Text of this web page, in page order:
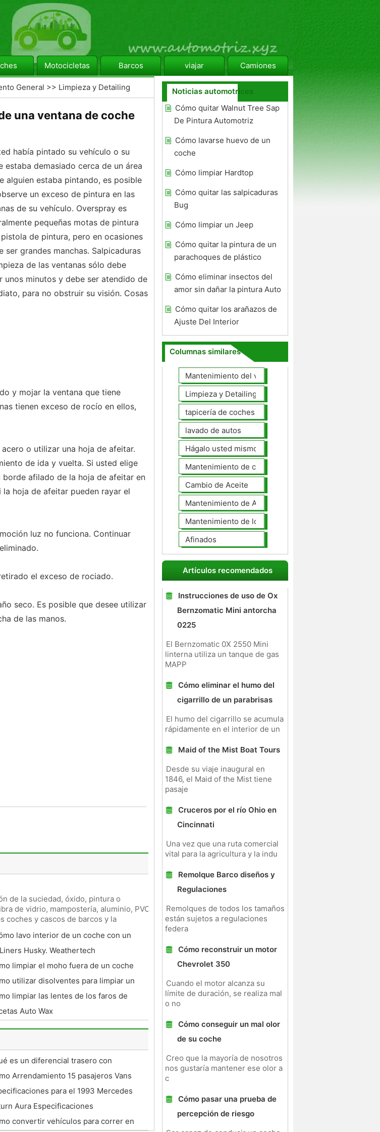
Motocicletas Barcos viajar Camiones
General >> Limpieza y Detailing
una ventana de coche
había pintado su vehículo o su
estaba demasiado cerca de un área
alguien estaba pintando, es posible
un exceso de pintura en las
de su vehículo. Overspray es
pequeñas motas de pintura
de pintura, pero en ocasiones
ser grandes manchas. Salpicaduras
de las ventanas sólo debe
unos minutos y debe ser atendido de
para no obstruir su visión. Cosas
y mojar la ventana que tiene
tienen exceso de rocío en ellos,
o utilizar una hoja de afeitar.
de ida y vuelta. Si usted elige
afilado de la hoja de afeitar en
hoja de afeitar pueden rayar el
luz no funciona. Continuar
el exceso de rociado.
seco. Es posible que desee utilizar
de las manos.
de la suciedad, óxido, pintura o
de vidrio, mampostería, aluminio, PVC y
coches y cascos de barcos y la
lavo interior de un coche con un
Husky. Weathertech
limpiar el moho fuera de un coche
utilizar disolventes para limpiar un
antes de pintar
limpiar las lentes de los faros de
Auto Wax
es un diferencial trasero con
Arrendamiento 15 pasajeros Vans
para el 1993 Mercedes
con 162 Torque
Aura Especificaciones
convertir vehículos para correr en
Noticias automotrices
Cómo quitar Walnut Tree Sap
De Pintura Automotriz
Cómo lavarse huevo de un
coche
Cómo limpiar Hardtop
Cómo quitar las salpicaduras
Bug
Cómo limpiar un Jeep
Cómo quitar la pintura de un
parachoques de plástico
Cómo eliminar insectos del
amor sin dañar la pintura Auto
Cómo quitar los arañazos de
Ajuste Del Interior
Columnas similares
Mantenimiento del vehículo
Limpieza y Detailing
tapicería de coches
lavado de autos
Hágalo usted mismo Mantenimiento de Automotores
Mantenimiento de coches General
Cambio de Aceite
Mantenimiento de Automotores Profesional
Mantenimiento de los neumáticos
Afinados
Artículos recomendados
Instrucciones de uso de Ox
Bernzomatic Mini antorcha
0225
El Bernzomatic 0X 2550 Mini
linterna utiliza un tanque de gas
MAPP
Cómo eliminar el humo del
cigarrillo de un parabrisas
El humo del cigarrillo se acumula
rápidamente en el interior de un
Maid of the Mist Boat Tours
Desde su viaje inaugural en
1846, el Maid of the Mist tiene
pasaje
Cruceros por el río Ohio en
Cincinnati
Una vez que una ruta comercial
vital para la agricultura y la indu
Remolque Barco diseños y
Regulaciones
Remolques de todos los tamaños
están sujetos a regulaciones
federa
Cómo reconstruir un motor
Chevrolet 350
Cuando el motor alcanza su
límite de duración, se realiza mal
o no
Cómo conseguir un mal olor
de su coche
Creo que la mayoría de nosotros
nos gustaría mantener ese olor a
c
Cómo pasar una prueba de
percepción de riesgo